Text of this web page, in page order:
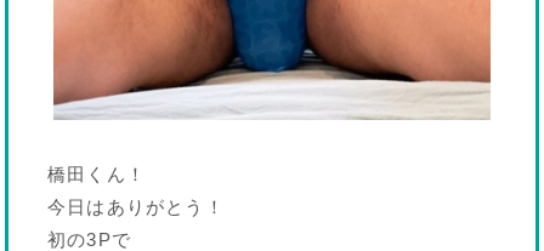
橋田くん！
今日はありがとう！
初の3Pで